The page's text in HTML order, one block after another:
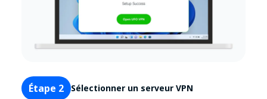
Étape 2
Sélectionner un serveur VPN